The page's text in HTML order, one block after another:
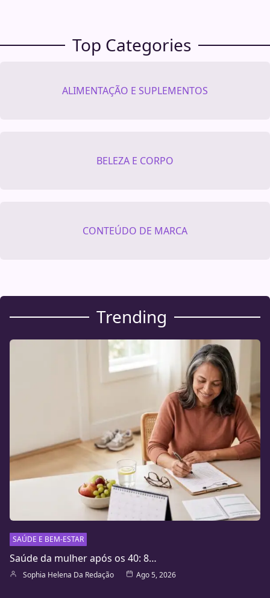
Top Categories
ALIMENTAÇÃO E SUPLEMENTOS
BELEZA E CORPO
CONTEÚDO DE MARCA
Trending
SAÚDE E BEM-ESTAR
Saúde da mulher após os 40: 8…
Sophia Helena Da Redação Ago 5, 2026